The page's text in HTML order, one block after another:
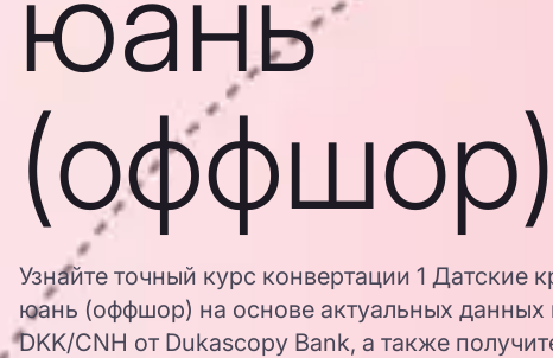
(оффшор)
Узнайте точный курс конвертации 1 Датские
юань (оффшор) на основе актуальных данных
DKK/CNH от Dukascopy Bank, а также